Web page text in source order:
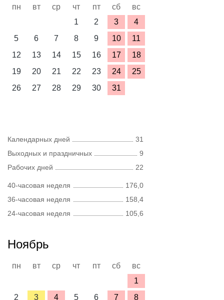
пн вт ср чт пт сб
вс
1
2 3
4
5
6 7 8 9 10
11
12
13 14 15 16 17
18
19
20 21 22 23 24
25
26
27 28 29 30 31
Календарных дней
31
Выходных и праздничных
9
Рабочих дней
22
40-часовая неделя
176,0
36-часовая неделя
158,4
24-часовая неделя
105,6
Ноябрь
пн вт ср чт пт сб
вс
1
2
3 4 5 6 7 8